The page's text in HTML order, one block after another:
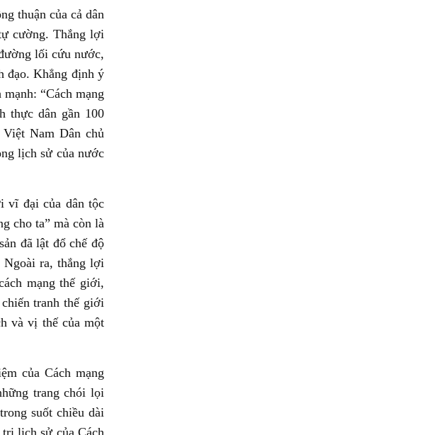
thuận của cả dân
cường. Thắng lợi
lối cứu nước,
đạo. Khẳng định ý
“Cách mạng
thực dân gần 100
Nam Dân chủ
lịch sử của nước
vĩ đại của dân tộc
cho ta” mà còn là
đã lật đổ chế độ
Ngoài ra, thắng lợi
mạng thế giới,
tranh thế giới
và vị thế của một
của Cách mạng
trang chói lọi
suốt chiều dài
lịch sử của Cách